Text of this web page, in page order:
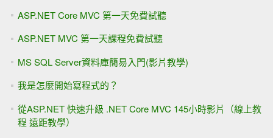
ASP.NET Core MVC 第一天免費試聽
ASP.NET MVC 第一天課程免費試聽
MS SQL Server資料庫簡易入門(影片教學)
我是怎麼開始寫程式的？
從ASP.NET 快速升級 .NET Core MVC 145小時影片（線上教
程 遠距教學）